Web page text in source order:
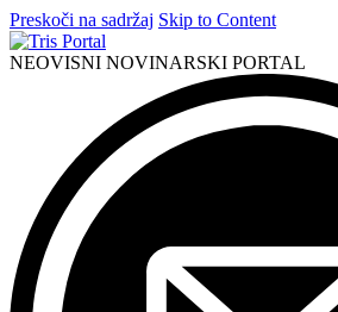
Preskoči na sadržaj Skip to Content
NEOVISNI NOVINARSKI PORTAL